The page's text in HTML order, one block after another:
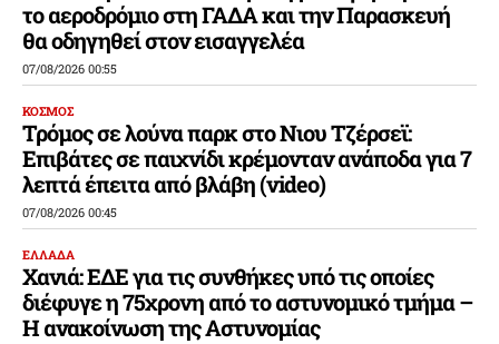
το αεροδρόμιο στη ΓΑΔΑ και την Παρασκευή
θα οδηγηθεί στον εισαγγελέα
07/08/2026 00:55
ΚΟΣΜΟΣ
Τρόμος σε λούνα παρκ στο Νιου Τζέρσεϊ:
Επιβάτες σε παιχνίδι κρέμονταν ανάποδα για 7
λεπτά έπειτα από βλάβη (video)
07/08/2026 00:45
ΕΛΛΑΔΑ
Χανιά: ΕΔΕ για τις συνθήκες υπό τις οποίες
διέφυγε η 75χρονη από το αστυνομικό τμήμα –
Η ανακοίνωση της Αστυνομίας